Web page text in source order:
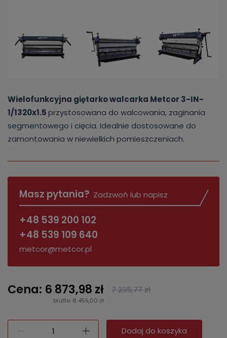
Wielofunkcyjna giętarko walcarka Metcor 3-IN-
1/1320x1.5przystosowana do walcowania, zaginania
segmentowego i cięcia. Idealnie dostosowane do
zamontowania w niewielkich pomieszczeniach.
Masz pytania? Zadzwoń lub napisz
+48 539 200 102
+48 539 109 640
metcor@metcor.pl
Cena: 6 873,98 zł
brutto: 8 455,00 zł
7 235,77 zł
Dodaj do koszyka